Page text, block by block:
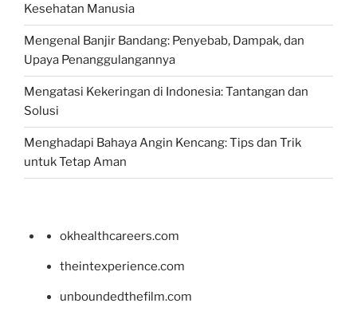
Kesehatan Manusia
Mengenal Banjir Bandang: Penyebab, Dampak, dan
Upaya Penanggulangannya
Mengatasi Kekeringan di Indonesia: Tantangan dan
Solusi
Menghadapi Bahaya Angin Kencang: Tips dan Trik
untuk Tetap Aman
okhealthcareers.com
theintexperience.com
unboundedthefilm.com